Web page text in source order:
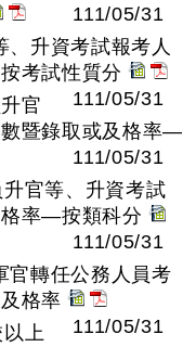
111/05/31
、升資考試報考人
考試性質分
111/05/31
官
暨錄取或及格率—
111/05/31
官等、升資考試
率—按類科分
111/05/31
官轉任公務人員考
格率
111/05/31
上